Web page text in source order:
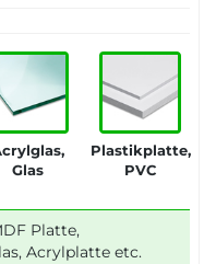
Glas
Plastikplatte,
PVC
Platte,
Acrylplatte etc.